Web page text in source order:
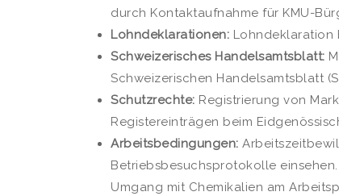
durch Kontaktaufnahme für KMU-
Lohndeklarationen: Lohndeklaration
Schweizerisches Handelsamtsblatt:
Schweizerischen Handelsamtsblatt
Schutzrechte: Registrierung von
Registereinträgen beim
Arbeitsbedingungen:
Betriebsbesuchsprotokolle
Umgang mit Chemikalien am